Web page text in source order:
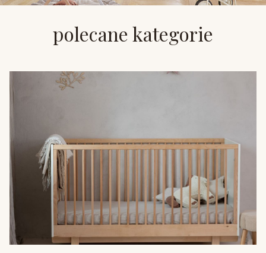
polecane kategorie